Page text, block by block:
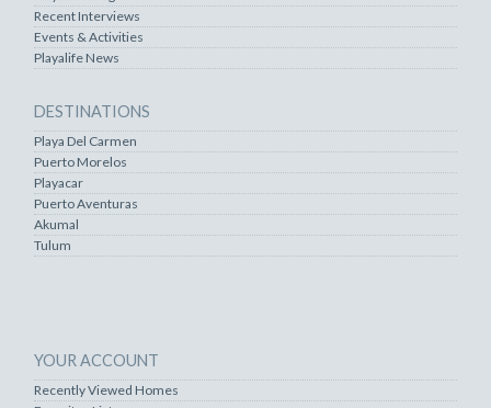
Recent Interviews
Events & Activities
Playalife News
DESTINATIONS
Playa Del Carmen
Puerto Morelos
Playacar
Puerto Aventuras
Akumal
Tulum
YOUR ACCOUNT
Recently Viewed Homes